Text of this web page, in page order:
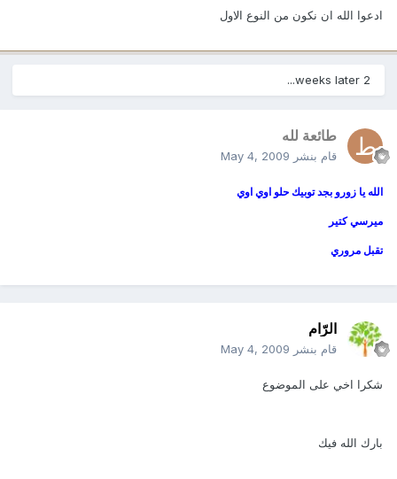
ادعوا الله ان نكون من النوع الاول
2 weeks later...
طائعة لله
قام بنشر May 4, 2009
الله يا زورو بجد توبيك حلو اوي اوي
ميرسي كتير
تقبل مروري
الرّام
قام بنشر May 4, 2009
شكرا اخي على الموضوع
بارك الله فيك